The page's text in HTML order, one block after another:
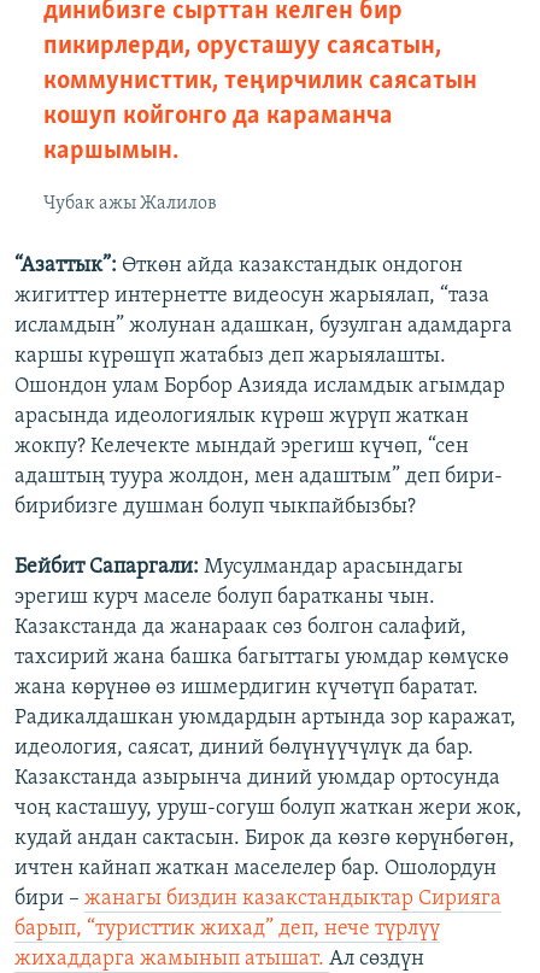
динибизге сырттан келген бир
пикирлерди, орусташуу саясатын,
коммунисттик, теңирчилик саясатын
кошуп койгонго да караманча
каршымын.
Чубак ажы Жалилов
“Азаттык”: Өткөн айда казакстандык ондогон
жигиттер интернетте видеосун жарыялап, “таза
исламдын” жолунан адашкан, бузулган адамдарга
каршы күрөшүп жатабыз деп жарыялашты.
Ошондон улам Борбор Азияда исламдык агымдар
арасында идеологиялык күрөш жүрүп жаткан
жокпу? Келечекте мындай эрегиш күчөп, “сен
адаштың туура жолдон, мен адаштым” деп бири-
бирибизге душман болуп чыкпайбызбы?
Бейбит Сапаргали: Мусулмандар арасындагы
эрегиш курч маселе болуп баратканы чын.
Казакстанда да жанараак сөз болгон салафий,
тахсирий жана башка багыттагы уюмдар көмүскө
жана көрүнөө өз ишмердигин күчөтүп баратат.
Радикалдашкан уюмдардын артында зор каражат,
идеология, саясат, диний бөлүнүүчүлүк да бар.
Казакстанда азырынча диний уюмдар ортосунда
чоң касташуу, уруш-согуш болуп жаткан жери жок,
кудай андан сактасын. Бирок да көзгө көрүнбөгөн,
ичтен кайнап жаткан маселелер бар. Ошолордун
бири – жанагы биздин казакстандыктар Сирияга
барып, “туристтик жихад” деп, нече түрлүү
жихаддарга жамынып атышат. Ал сөздүн